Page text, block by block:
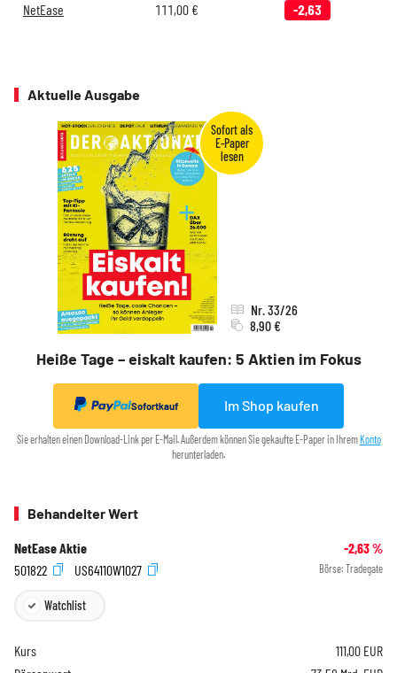
NetEase 111,00€ -2,63
Aktuelle Ausgabe
Heiße Tage – eiskalt kaufen: 5 Aktien im Fokus
Nr. 33/26
8,90 €
Sofortkauf Im Shop kaufen
Sie erhalten einen Download-Link per E-Mail. Außerdem können Sie gekaufte E-Paper in IhremKonto
herunterladen.
Behandelter Wert
NetEase Aktie -2,63%
501822
US64110W1027 Börse: Tradegate
Watchlist
Kurs 111,00 EUR